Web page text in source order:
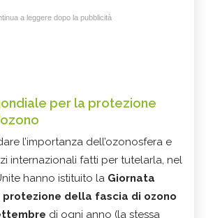
a leggere dopo la pubblicità
per la protezione
l’importanza dell’ozonosfera e
internazionali fatti per tutelarla, nel
hanno istituito la Giornata
della fascia di ozono
di ogni anno (la stessa